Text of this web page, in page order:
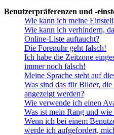
Benutzerpräferenzen und -
Wie kann ich meine
Wie kann ich verhindern,
Online-Liste auftaucht?
Die Forenuhr geht falsch!
Ich habe die Zeitzone
immer noch falsch!
Meine Sprache steht auf
Was sind das für Bilder,
angezeigt werden?
Wie verwende ich einen
Was ist mein Rang und
Wenn ich bei einem
werde ich aufgefordert,